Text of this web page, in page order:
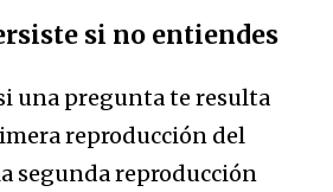
si no entiendes
una pregunta te resulta
reproducción del
segunda reproducción